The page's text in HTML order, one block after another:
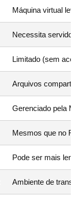
Máquina virtual
Necessita servidor
Limitado (sem
Arquivos
Gerenciado pela
Mesmos que no
Pode ser mais
Ambiente de